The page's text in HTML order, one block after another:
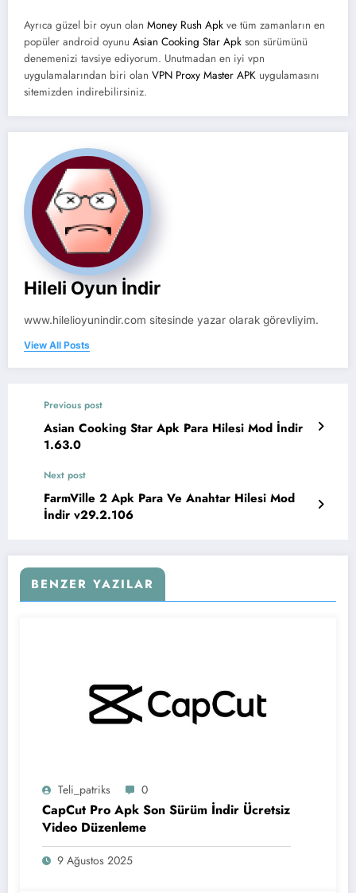
Ayrıca güzel bir oyun olan Money Rush Apk ve tüm zamanların en
popüler android oyunu Asian Cooking Star Apk son sürümünü
denemenizi tavsiye ediyorum. Unutmadan en iyi vpn
uygulamalarından biri olan VPN Proxy Master APK uygulamasını
sitemizden indirebilirsiniz.
Hileli Oyun İndir
www.hilelioyunindir.com sitesinde yazar olarak görevliyim.
View All Posts
Previous post
Asian Cooking Star Apk Para Hilesi Mod İndir
1.63.0
Next post
FarmVille 2 Apk Para Ve Anahtar Hilesi Mod
İndir v29.2.106
BENZER YAZILAR
Teli_patriks 0
CapCut Pro Apk Son Sürüm İndir Ücretsiz
Video Düzenleme
9 Ağustos 2025